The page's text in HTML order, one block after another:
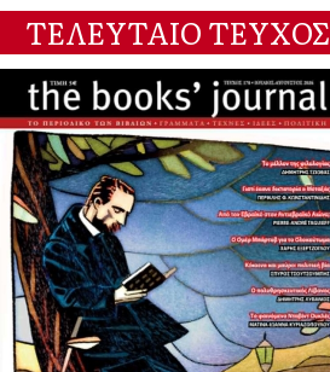
ΤΕΛΕΥΤΑΙΟ ΤΕΥΧΟΣ